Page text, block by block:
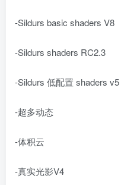
-Sildurs basic shaders V8
-Sildurs shaders RC2.3
-Sildurs 低配置 shaders v5
-超多动态
-体积云
-真实光影V4